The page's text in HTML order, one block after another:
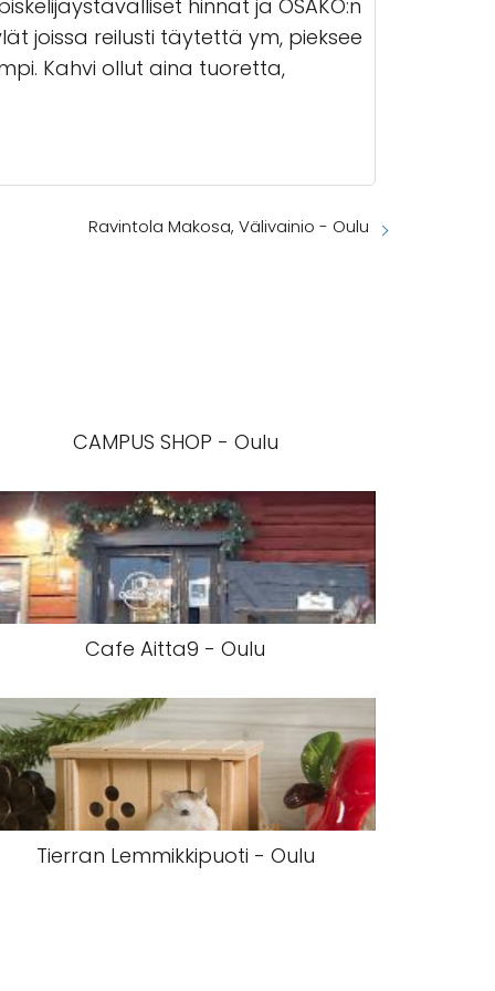
hinnat ja OSAKO:n
joissa reilusti täytettä ym, pieksee
Kahvi ollut aina tuoretta,
Ravintola Makosa, Välivainio - Oulu
CAMPUS SHOP - Oulu
Cafe Aitta9 - Oulu
Tierran Lemmikkipuoti - Oulu